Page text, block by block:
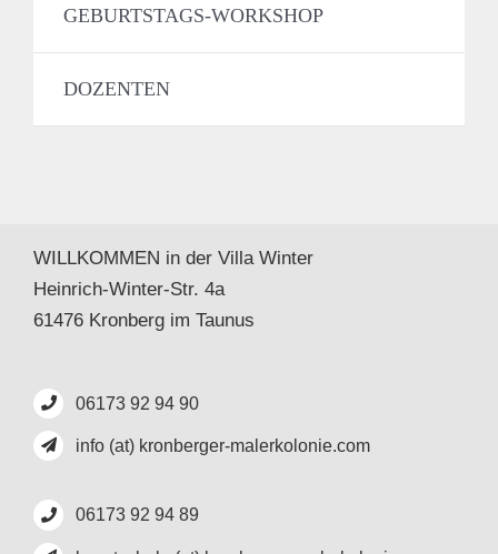
GEBURTSTAGS-WORKSHOP
DOZENTEN
WILLKOMMEN in der Villa Winter
Heinrich-Winter-Str. 4a
61476 Kronberg im Taunus
06173 92 94 90
info (at) kronberger-malerkolonie.com
06173 92 94 89